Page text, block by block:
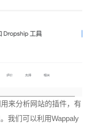
来分析网站的插件，有
我们可以利用Wappaly